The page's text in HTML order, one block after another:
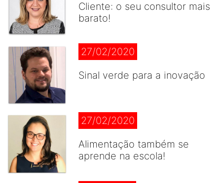
Cliente: o seu consultor mais
barato!
27/02/2020
Sinal verde para a inovação
27/02/2020
Alimentação também se
aprende na escola!